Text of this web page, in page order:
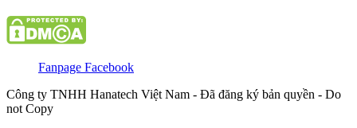
Fanpage Facebook
Công ty TNHH Hanatech Việt Nam - Đã đăng ký bản quyền - Do
not Copy